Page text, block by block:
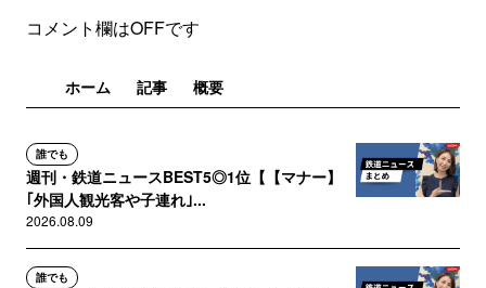
コメント欄はOFFです
ホーム 記事 概要
誰でも
週刊・鉄道ニュースBEST5◎1位【【マナー】
｢外国人観光客や子連れ｣...
2026.08.09
誰でも